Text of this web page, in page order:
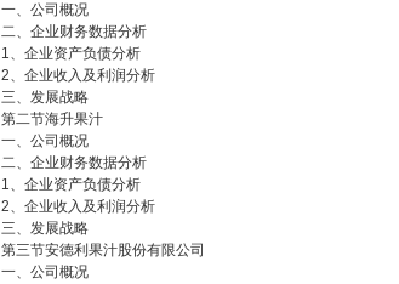
一、公司概况
二、企业财务数据分析
1、企业资产负债分析
2、企业收入及利润分析
三、发展战略
第二节海升果汁
一、公司概况
二、企业财务数据分析
1、企业资产负债分析
2、企业收入及利润分析
三、发展战略
第三节安德利果汁股份有限公司
一、公司概况